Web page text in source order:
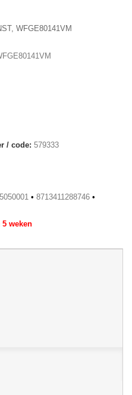
WFGE80141VM
/ code: 579333
• 8713411288746 •
5 weken